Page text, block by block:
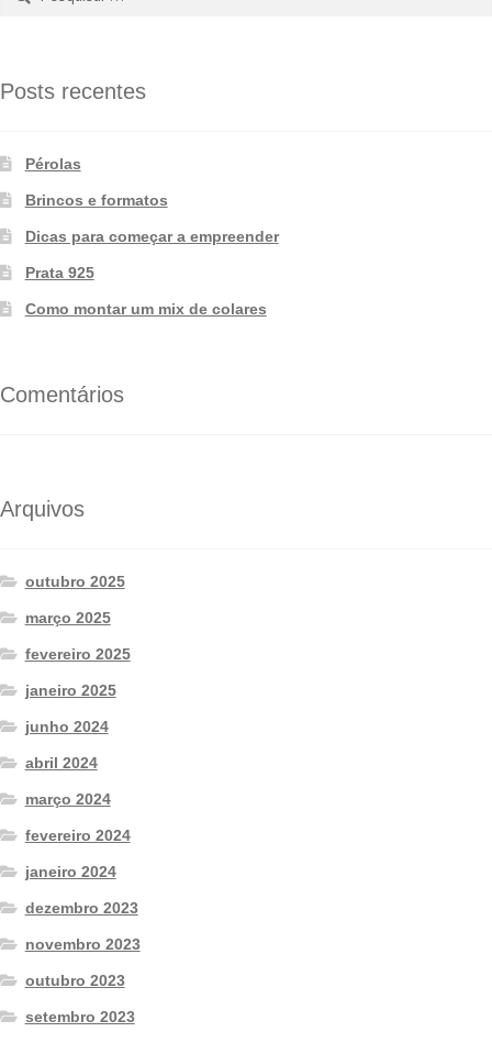
Posts recentes
Pérolas
Brincos e formatos
Dicas para começar a empreender
Prata 925
Como montar um mix de colares
Comentários
Arquivos
outubro 2025
março 2025
fevereiro 2025
janeiro 2025
junho 2024
abril 2024
março 2024
fevereiro 2024
janeiro 2024
dezembro 2023
novembro 2023
outubro 2023
setembro 2023